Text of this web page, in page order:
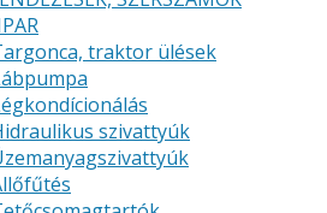
traktor ülések
szivattyúk